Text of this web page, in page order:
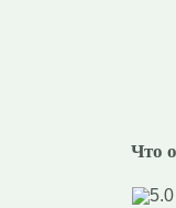
Что
5.0